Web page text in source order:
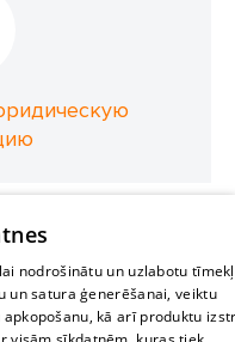
nodrošinātu un uzlabotu
un satura ģenerēšanai, veiktu
kā arī produktu